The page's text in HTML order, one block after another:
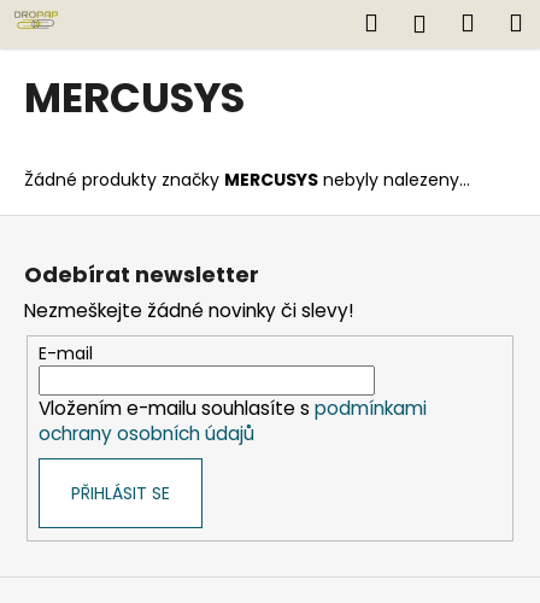
Přejít
na
obsah
Hledat
MERCUSYS
Žádné produkty značky MERCUSYS nebyly nalezeny...
K
o
o
p
o
t
ř
e
b
e
n
a
Z
Odebírat newsletter
Nezmeškejte žádné novinky či slevy!
E-mail
Vložením e-mailu souhlasíte s podmínkami
ochrany osobních údajů
PŘIHLÁSIT SE